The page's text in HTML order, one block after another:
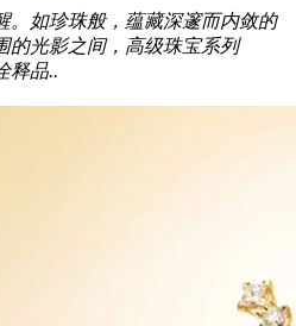
。如珍珠般，蕴藏深邃而内敛的
的光影之间，高级珠宝系列
释品..